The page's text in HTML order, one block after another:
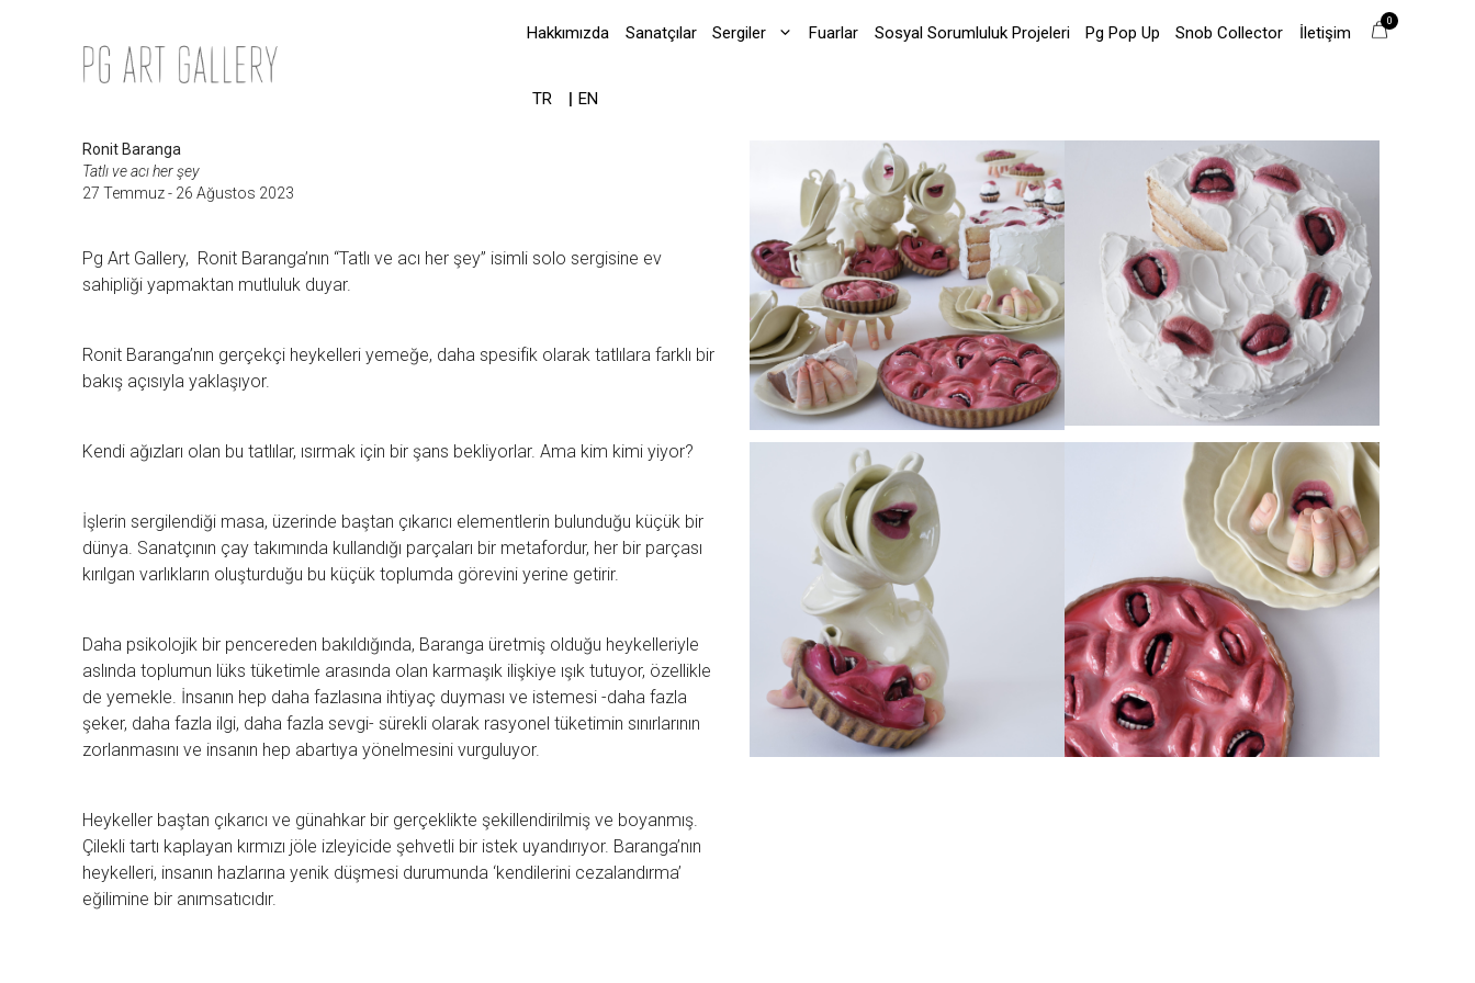
Hakkımızda Sanatçılar Sergiler Fuarlar Sosyal Sorumluluk Projeleri Pg Pop Up Snob Collector İletişim
0
TR EN
Ronit Baranga
Tatlı ve acı her şey
27 Temmuz - 26 Ağustos 2023
Pg Art Gallery, Ronit Baranga’nın “Tatlı ve acı her şey” isimli solo sergisine ev
sahipliği yapmaktan mutluluk duyar.
Ronit Baranga’nın gerçekçi heykelleri yemeğe, daha spesifik olarak tatlılara farklı bir
bakış açısıyla yaklaşıyor.
Kendi ağızları olan bu tatlılar, ısırmak için bir şans bekliyorlar. Ama kim kimi yiyor?
İşlerin sergilendiği masa, üzerinde baştan çıkarıcı elementlerin bulunduğu küçük bir
dünya. Sanatçının çay takımında kullandığı parçaları bir metafordur, her bir parçası
kırılgan varlıkların oluşturduğu bu küçük toplumda görevini yerine getirir.
Daha psikolojik bir pencereden bakıldığında, Baranga üretmiş olduğu heykelleriyle
aslında toplumun lüks tüketimle arasında olan karmaşık ilişkiye ışık tutuyor, özellikle
de yemekle. İnsanın hep daha fazlasına ihtiyaç duyması ve istemesi -daha fazla
şeker, daha fazla ilgi, daha fazla sevgi- sürekli olarak rasyonel tüketimin sınırlarının
zorlanmasını ve insanın hep abartıya yönelmesini vurguluyor.
Heykeller baştan çıkarıcı ve günahkar bir gerçeklikte şekillendirilmiş ve boyanmış.
Çilekli tartı kaplayan kırmızı jöle izleyicide şehvetli bir istek uyandırıyor. Baranga’nın
heykelleri, insanın hazlarına yenik düşmesi durumunda ‘kendilerini cezalandırma’
eğilimine bir anımsatıcıdır.